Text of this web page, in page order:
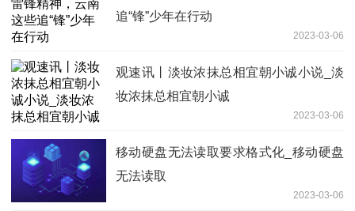
追“锋”少年在行动
2023-03-06
观速讯丨淡妆浓抹总相宜朝小诚小说_淡
妆浓抹总相宜朝小诚
2023-03-06
移动硬盘无法读取要求格式化_移动硬盘
无法读取
2023-03-06